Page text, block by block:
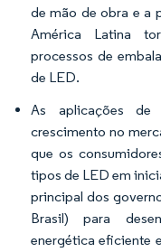
de mão de obra e a
América Latina
processos de
de LED.
As aplicações de
crescimento no
que os
tipos de LED em
principal dos
Brasil) para
energética eficiente